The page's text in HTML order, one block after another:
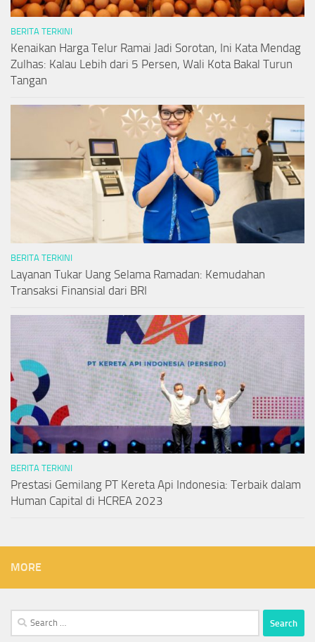
BERITA TERKINI
Kenaikan Harga Telur Ramai Jadi Sorotan, Ini Kata Mendag
Zulhas: Kalau Lebih dari 5 Persen, Wali Kota Bakal Turun
Tangan
BERITA TERKINI
Layanan Tukar Uang Selama Ramadan: Kemudahan
Transaksi Finansial dari BRI
BERITA TERKINI
Prestasi Gemilang PT Kereta Api Indonesia: Terbaik dalam
Human Capital di HCREA 2023
MORE
Search
for: